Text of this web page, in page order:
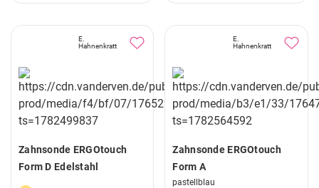
E.
Hahnenkratt
Zahnsonde ERGOtouch
Form D Edelstahl
E.
Hahnenkratt
Zahnsonde ERGOtouch
Form A
pastellblau